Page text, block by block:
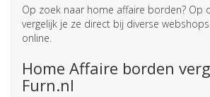
Op zoek naar home affaire borden? Op
vergelijk je ze direct bij diverse
online.
Home Affaire borden
Furn.nl